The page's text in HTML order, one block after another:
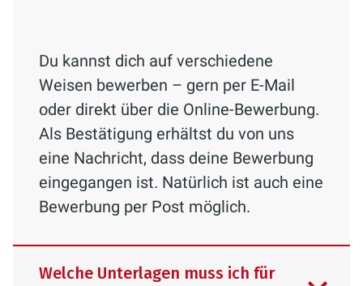
Du kannst dich auf verschiedene
Weisen bewerben – gern per E-Mail
oder direkt über die Online-Bewerbung.
Als Bestätigung erhältst du von uns
eine Nachricht, dass deine Bewerbung
eingegangen ist. Natürlich ist auch eine
Bewerbung per Post möglich.
Welche Unterlagen muss ich für